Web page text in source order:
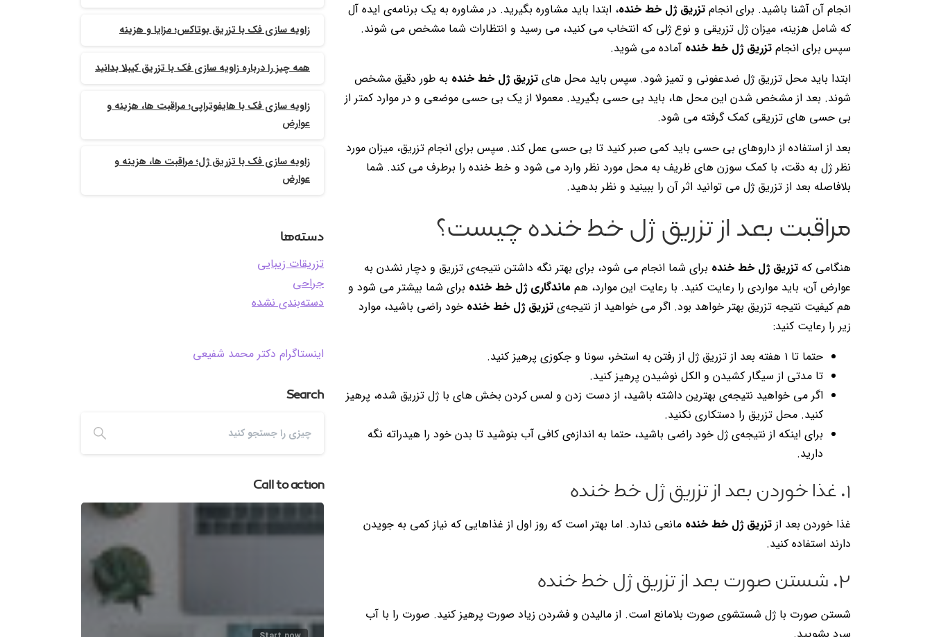
انجام آن آشنا باشید. برای انجام تزریق ژل خط خنده، ابتدا باید مشاوره بگیرید. در مشاوره به یک برنامه‌ی ایده آل
که شامل هزینه، میزان ژل تزریقی و نوع ژلی که انتخاب می کنید، می رسید و انتظارات شما مشخص می شوند.
سپس برای انجام تزریق ژل خط خنده آماده می شوید.
ابتدا باید محل تزریق ژل ضدعفونی و تمیز شود. سپس باید محل های تزریق ژل خط خنده به طور دقیق مشخص
شوند. بعد از مشخص شدن این محل ها، باید بی حسی بگیرید. معمولا از یک بی حسی موضعی و در موارد کمتر از
بی حسی های تزریقی کمک گرفته می شود.
بعد از استفاده از داروهای بی حسی باید کمی صبر کنید تا بی حسی عمل کند. سپس برای انجام تزریق، میزان مورد
نظر ژل به دقت، با کمک سوزن های ظریف به محل مورد نظر وارد می شود و خط خنده را برطرف می کند. شما
بلافاصله بعد از تزریق ژل می توانید اثر آن را ببینید و نظر بدهید.
مراقبت بعد از تزریق ژل خط خنده چیست؟
هنگامی که تزریق ژل خط خنده برای شما انجام می شود، برای بهتر نگه داشتن نتیجه‌ی تزریق و دچار نشدن به
عوارض آن، باید مواردی را رعایت کنید. با رعایت این موارد، هم ماندگاری ژل خط خنده برای شما بیشتر می شود و
هم کیفیت نتیجه تزریق بهتر خواهد بود. اگر می خواهید از نتیجه‌ی تزریق ژل خط خنده خود راضی باشید، موارد
زیر را رعایت کنید:
حتما تا ۱ هفته بعد از تزریق ژل از رفتن به استخر، سونا و جکوزی پرهیز کنید.
تا مدتی از سیگار کشیدن و الکل نوشیدن پرهیز کنید.
اگر می خواهید نتیجه‌ی بهترین داشته باشید، از دست زدن و لمس کردن بخش های با ژل تزریق شده، پرهیز
کنید. محل تزریق را دستکاری نکنید.
برای اینکه از نتیجه‌ی ژل خود راضی باشید، حتما به اندازه‌ی کافی آب بنوشید تا بدن خود را هیدراته نگه
دارید.
۱. غذا خوردن بعد از تزریق ژل خط خنده
غذا خوردن بعد از تزریق ژل خط خنده مانعی ندارد. اما بهتر است که روز اول از غذاهایی که نیاز کمی به جویدن
دارند استفاده کنید.
۲. شستن صورت بعد از تزریق ژل خط خنده
شستن صورت با ژل شستشوی صورت بلامانع است. از مالیدن و فشردن زیاد صورت پرهیز کنید. صورت را با آب
زاویه سازی فک با تزریق بوتاکس؛ مزایا و هزینه
همه چیز را درباره زاویه سازی فک با تزریق کیبلا بدانید
زاویه سازی فک با هایفوتراپی؛ مراقبت ها، هزینه و
عوارض
زاویه سازی فک با تزریق ژل؛ مراقبت ها، هزینه و
عوارض
دسته‌ها
تزریقات زیبایی
جراحی
دسته‌بندی نشده
اینستاگرام دکتر محمد شفیعی
Search
Call to action